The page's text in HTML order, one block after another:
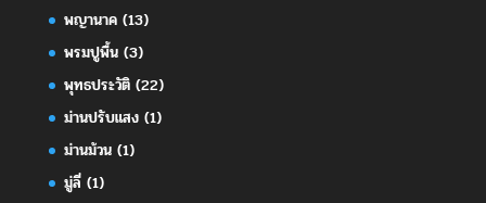
พญานาค(13)
พรมปูพื้น(3)
พุทธประวัติ(22)
ม่านปรับแสง(1)
ม่านม้วน(1)
มู่ลี่(1)